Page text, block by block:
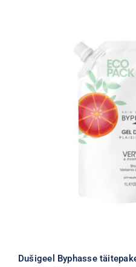
Dušigeel Byphasse